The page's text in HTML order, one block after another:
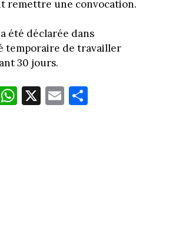
remettre une convocation.
été déclarée dans
temporaire de travailler
30 jours.
W
ha
X E
m
Pa
rt